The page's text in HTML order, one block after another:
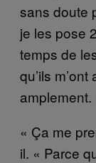
sans doute
je les pose
temps de
qu’ils
amplement.
« Ça me
il. « Parce